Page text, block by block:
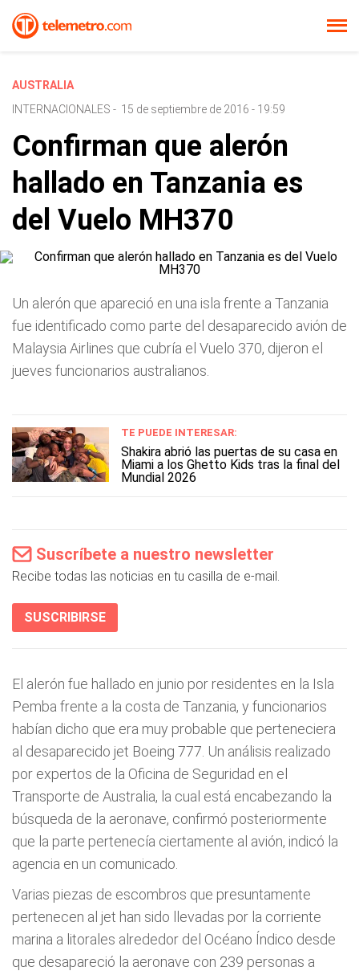
AUSTRALIA
INTERNACIONALES - 15 de septiembre de 2016 - 19:59
Confirman que alerón
hallado en Tanzania es
del Vuelo MH370
Un alerón que apareció en una isla frente a Tanzania
fue identificado como parte del desaparecido avión de
Malaysia Airlines que cubría el Vuelo 370, dijeron el
jueves funcionarios australianos.
TE PUEDE INTERESAR:
Shakira abrió las puertas de su casa en
Miami a los Ghetto Kids tras la final del
Mundial 2026
Suscríbete a nuestro newsletter
Recibe todas las noticias en tu casilla de e-mail.
SUSCRIBIRSE
El alerón fue hallado en junio por residentes en la Isla
Pemba frente a la costa de Tanzania, y funcionarios
habían dicho que era muy probable que perteneciera
al desaparecido jet Boeing 777. Un análisis realizado
por expertos de la Oficina de Seguridad en el
Transporte de Australia, la cual está encabezando la
búsqueda de la aeronave, confirmó posteriormente
que la parte pertenecía ciertamente al avión, indicó la
agencia en un comunicado.
Varias piezas de escombros que presuntamente
pertenecen al jet han sido llevadas por la corriente
marina a litorales alrededor del Océano Índico desde
que desapareció la aeronave con 239 personas a